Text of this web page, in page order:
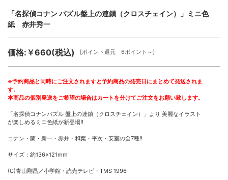
「名探偵コナン パズル盤上の連鎖（クロスチェイン）」ミニ色
紙 赤井秀一
価格:￥660(税込) [ポイント還元 6ポイント～]
※予約商品と同時にご注文されますと予約商品の発売日にまとめて発送されま
す。
本商品の個別発送をご希望の場合はカートを分けてご注文をお願い致します。
「名探偵コナンパズル 盤上の連鎖（クロスチェイン）」より 美麗なイラスト
が楽しめるミニ色紙が新登場!!
コナン・蘭・新一・赤井・和葉・平次・安室の全7種!!
サイズ：約136×121mm
(C)青山剛昌／小学館・読売テレビ・TMS 1996